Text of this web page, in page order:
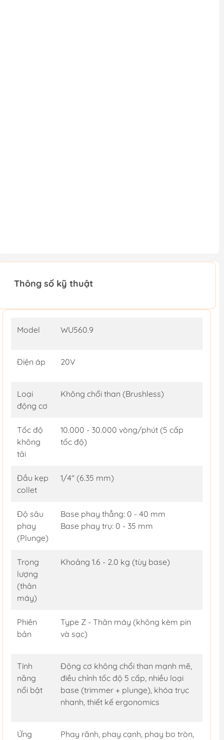
Thông số kỹ thuật
Model WU560.9
Điện áp 20V
Loại
động cơ
Không chổi than (Brushless)
Tốc độ
không
tải
10.000 - 30.000 vòng/phút (5 cấp
tốc độ)
Đầu kẹp
collet
1/4" (6.35 mm)
Độ sâu
phay
(Plunge)
Base phay thẳng: 0 - 40 mm
Base phay trụ: 0 - 35 mm
Trọng
lượng
(thân
máy)
Khoảng 1.6 - 2.0 kg (tùy base)
Phiên
bản
Type Z - Thân máy (không kèm pin
và sạc)
Tính
năng
nổi bật
Động cơ không chổi than mạnh mẽ,
điều chỉnh tốc độ 5 cấp, nhiều loại
base (trimmer + plunge), khóa trục
nhanh, thiết kế ergonomics
Ứng
Phay rãnh, phay cạnh, phay bo tròn,